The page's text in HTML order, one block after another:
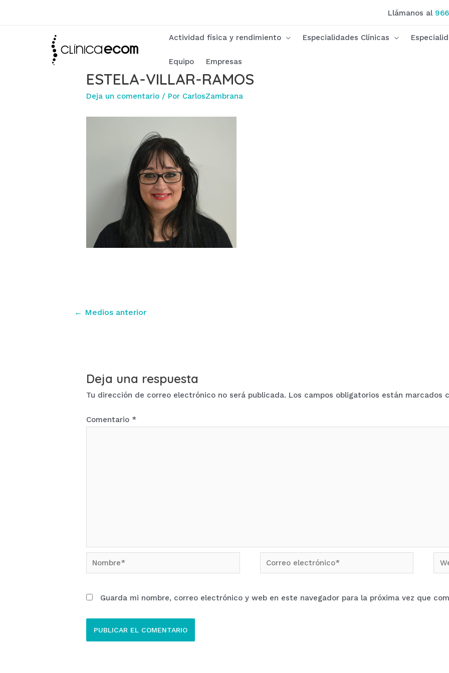
Llámanos al
Actividad física y rendimiento Especialidades Clínicas
Equipo Empresas
ESTELA-VILLAR-RAMOS
Deja un comentario / Por CarlosZambrana
Navegación
← Medios anterior
Deja una respuesta
Tu dirección de correo electrónico no será publicada. Los campos obligatorios están marcados
Comentario *
Nombre*
electrónico*
Guarda mi nombre, correo electrónico y web en este navegador para la próxima vez que